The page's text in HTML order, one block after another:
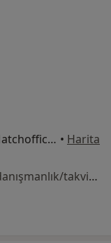
Hacıhalil Mah.1207.Sok. No:1/4 Matchoffice (Tatlı Kuyu Köprüsü) Hanife Benli Muayenehanesi, Kocaeli • Harita
Bu uzman ilgili adres için online danışmanlık/takvim sunmuyor.